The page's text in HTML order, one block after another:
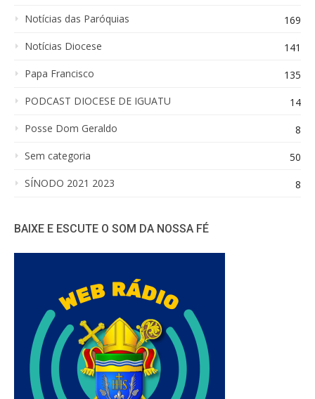
Notícias das Paróquias
169
Notícias Diocese
141
Papa Francisco
135
PODCAST DIOCESE DE IGUATU
14
Posse Dom Geraldo
8
Sem categoria
50
SÍNODO 2021 2023
8
BAIXE E ESCUTE O SOM DA NOSSA FÉ